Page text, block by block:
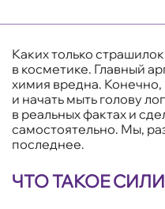
Каких только
в косметике. Главный
химия вредна.
и начать мыть голову
в реальных фактах и
самостоятельно. Мы,
последнее.
ЧТО ТАКОЕ